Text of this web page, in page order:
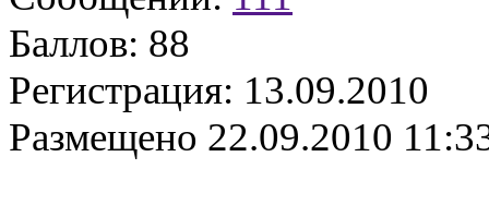
Баллов: 88
Регистрация: 13.09.2010
Размещено 22.09.2010